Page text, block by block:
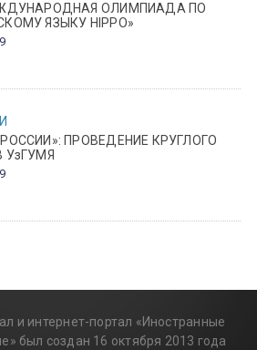
ОЛИМПИАДА ПО
ЯЗЫКУ HIPPO»
ПРОВЕДЕНИЕ КРУГЛОГО
УзГУМЯ
и интернет-портал «Иностранные
был создан 16 октября 2013 года